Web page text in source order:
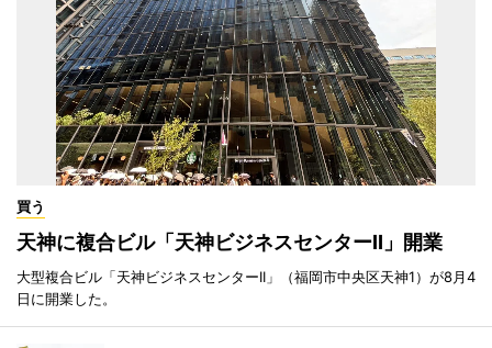
買う
天神に複合ビル「天神ビジネスセンターII」開業
大型複合ビル「天神ビジネスセンターII」（福岡市中央区天神1）が8月4
日に開業した。